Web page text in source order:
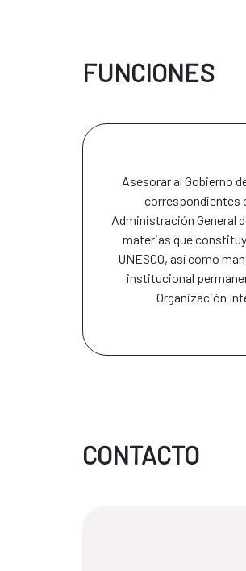
FUNCIONES
Asesorar al Gobierno
correspondientes
Administración General
materias que
UNESCO, así como
institucional
Organización
CONTACTO